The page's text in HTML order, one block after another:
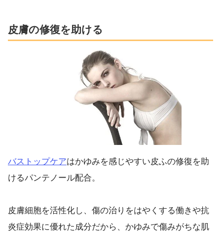
皮膚の修復を助ける
バストップケアはかゆみを感じやすい皮ふの修復を助
けるパンテノール配合。
皮膚細胞を活性化し、傷の治りをはやくする働きや抗
炎症効果に優れた成分だから、かゆみで傷みがちな肌